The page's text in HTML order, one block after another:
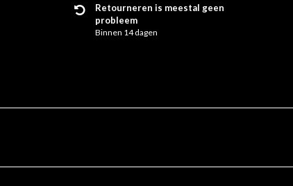
Retourneren is meestal geen
probleem
Binnen 14 dagen